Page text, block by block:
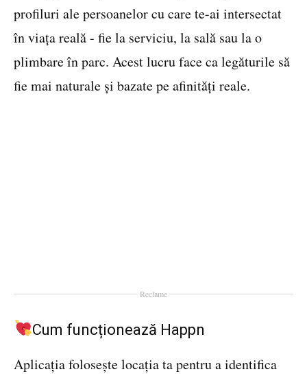
profiluri ale persoanelor cu care te-ai intersectat
în viața reală - fie la serviciu, la sală sau la o
plimbare în parc. Acest lucru face ca legăturile să
fie mai naturale și bazate pe afinități reale.
Reclame
Cum funcționează Happn
Aplicația folosește locația ta pentru a identifica